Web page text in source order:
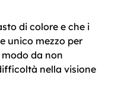
di colore e che i
unico mezzo per
da non
nella visione